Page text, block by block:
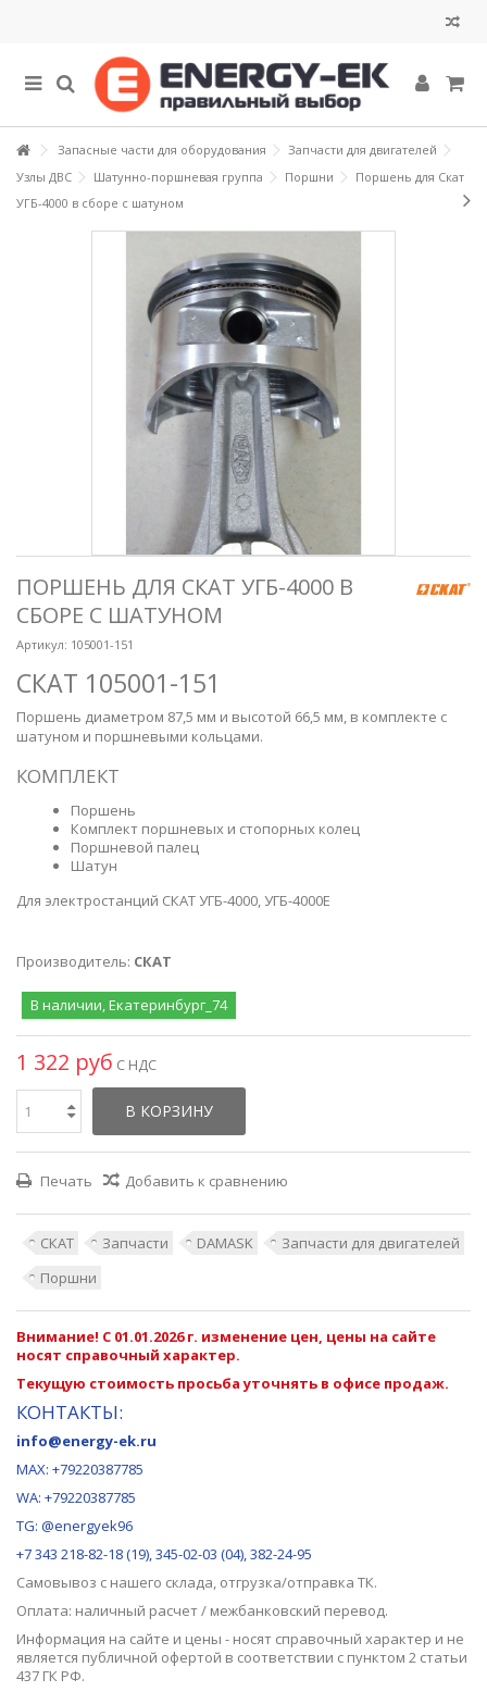
Запасные части для оборудования
Запчасти для двигателей
Узлы ДВС
Шатунно-поршневая группа Поршни
Поршень для Скат
УГБ-4000 в сборе с шатуном
ПОРШЕНЬ ДЛЯ СКАТ УГБ-4000 В
СБОРЕ С ШАТУНОМ
Артикул: 105001-151
СКАТ 105001-151
Поршень диаметром 87,5 мм и высотой 66,5 мм, в комплекте с
шатуном и поршневыми кольцами.
КОМПЛЕКТ
Поршень
Комплект поршневых и стопорных колец
Поршневой палец
Шатун
Для электростанций СКАТ УГБ-4000, УГБ-4000Е
Производитель: СКАТ
В наличии, Екатеринбург_74
1 322 руб С НДС
В КОРЗИНУ
Печать Добавить к сравнению
СКАТ Запчасти DAMASK
Запчасти для двигателей
Поршни
Внимание! С 01.01.2026 г. изменение цен, цены на сайте
носят справочный характер.
Текущую стоимость просьба уточнять в офисе продаж.
КОНТАКТЫ:
info@energy-ek.ru
MAX: +79220387785
WA: +79220387785
TG: @energyek96
+7 343 218-82-18 (19), 345-02-03 (04), 382-24-95
Самовывоз с нашего склада, отгрузка/отправка ТК.
Оплата: наличный расчет / межбанковский перевод.
Информация на сайте и цены - носят справочный характер и не
является публичной офертой в соответствии с пунктом 2 статьи
437 ГК РФ.